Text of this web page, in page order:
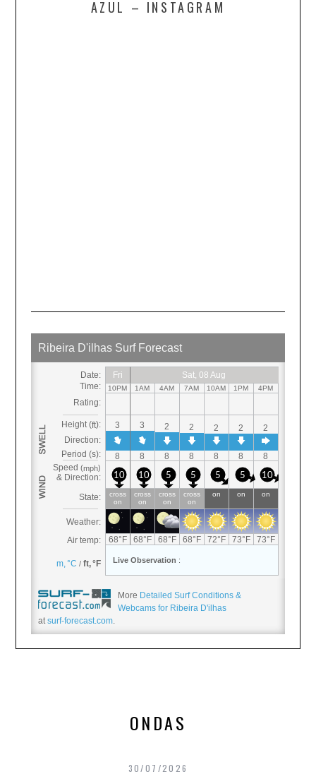
AZUL – INSTAGRAM
More Detailed Surf Conditions &
Webcams for Ribeira D'ilhas
atsurf-forecast.com.
ONDAS
30/07/2026